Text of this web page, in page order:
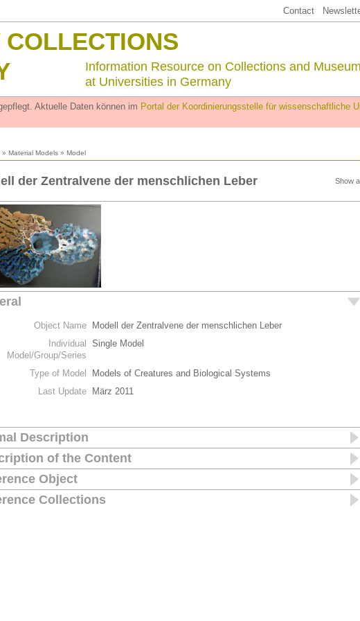
Contact
COLLECTIONS
Information Resource on Collections and
at Universities in Germany
Aktuelle Daten können im Portal der Koordinierungsstelle für wissenschaftliche
» Material Models » Model
Show
der Zentralvene der menschlichen Leber
Object Name
Modell der Zentralvene der menschlichen Leber
Individual
Model/Group/Series
Single Model
Type of Model
Models of Creatures and Biological Systems
Last Update
März 2011
Description
of the Content
Object
Collections